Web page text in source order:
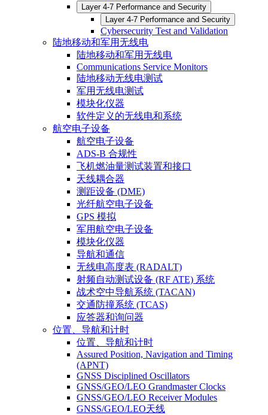
Layer 4-7 Performance and Security
Layer 4-7 Performance and Security
Cybersecurity Test and Validation
陆地移动和军用无线电
陆地移动和军用无线电
Communications Service Monitors
陆地移动无线电测试
军用无线电测试
模块化仪器
软件定义的无线电和系统
航空电子设备
航空电子设备
ADS-B 合规性
飞机燃油量测试装置和接口
天线耦合器
测距设备 (DME)
光纤航空电子设备
GPS 模拟
军用航空电子设备
模块化仪器
导航和通信
无线电高度表 (RADALT)
射频自动测试设备 (RF ATE) 系统
战术空中导航系统 (TACAN)
交通防撞系统 (TCAS)
应答器和询问器
位置、导航和计时
位置、导航和计时
Assured Position, Navigation and Timing
(APNT)
GNSS Disciplined Oscillators
GNSS/GEO/LEO Grandmaster Clocks
GNSS/GEO/LEO Receiver Modules
GNSS/GEO/LEO天线